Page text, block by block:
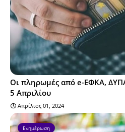
Οι πληρωμές από e-ΕΦΚΑ,
5 Απριλίου
Απρίλιος 01, 2024
Ενημέρωση